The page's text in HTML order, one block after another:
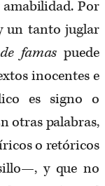
Por
un tanto juglar
famas puede
inocentes e
es signo o
otras palabras,
o retóricos
y que no